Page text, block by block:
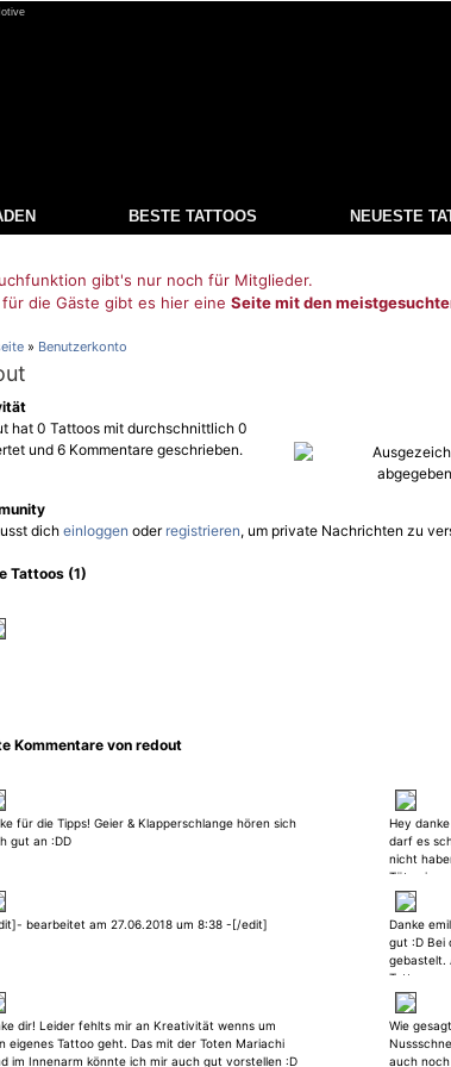
BESTE TATTOOS NEUESTE
gibt's nur noch für Mitglieder.
für die Gäste gibt es hier eine Seite mit den
» Benutzerkonto
hat 0 Tattoos mit durchschnittlich 0
und 6 Kommentare geschrieben.
dicheinloggen oder registrieren, um private Nachrichten zu
Tattoos (1)
Kommentare von redout
für die Tipps! Geier & Klapperschlange hören sich
gut an :DD
Hey
darf es
nicht
einiges
welchen
zum
Beim dem
Motiv
haben
schnell
bearbeitet am 27.06.2018 um 8:38 -[/edit]
Danke
gut :D Bei
gebastelt.
Tattoos
Danke
dir! Leider fehlts mir an Kreativität wenns um
eigenes Tattoo geht. Das mit der Toten Mariachi
im Innenarm könnte ich mir auch gut vorstellen :D
Wie
auch